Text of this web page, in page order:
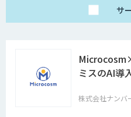
サ
ミスのAI導
株式会社ナンバ